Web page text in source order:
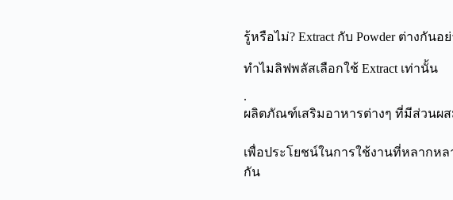
รู้หรือไม่? Extract กับ Powder ต่างกันอย่
ทำไมลิฟพลัสเลือกใช้ Extract เท่านั้น
.
ผลิตภัณฑ์เสริมอาหารต่างๆ ที่มีส่วนผ
เพื่อประโยชน์ในการใช้งานที่หลากห
กัน